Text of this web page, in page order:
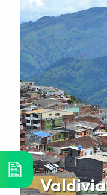
Valdivia